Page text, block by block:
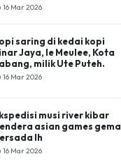
16 Mar 2026
saring di kedai kopi
Jaya, Ie Meulee, Kota
milik Ute Puteh.
16 Mar 2026
musi river kibar
asian games gema
lh
16 Mar 2026